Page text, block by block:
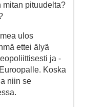
mitan pituudelta?
ulos
ettei älyä
ja -
Koska
niin se